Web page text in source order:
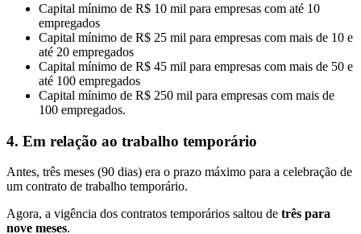
Capital mínimo de R$ 10 mil para empresas com até 10
empregados
Capital mínimo de R$ 25 mil para empresas com mais de 10 e
até 20 empregados
Capital mínimo de R$ 45 mil para empresas com mais de 50 e
até 100 empregados
Capital mínimo de R$ 250 mil para empresas com mais de
100 empregados.
4. Em relação ao trabalho temporário
Antes, três meses (90 dias) era o prazo máximo para a celebração de
um contrato de trabalho temporário.
Agora, a vigência dos contratos temporários saltou de três para
nove meses.